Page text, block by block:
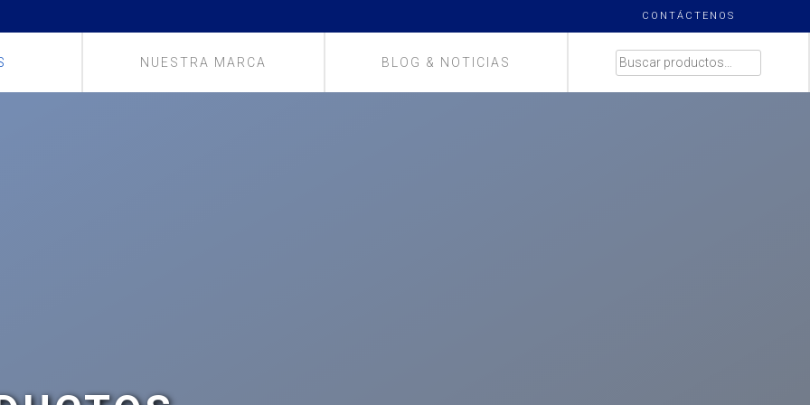
CONTÁCTENOS
NUESTRA MARCA BLOG & NOTICIAS BUSCAR